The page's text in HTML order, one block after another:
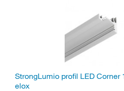
StrongLumio profil LED Corner
elox